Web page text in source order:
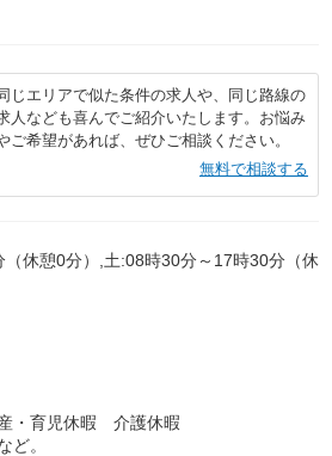
じエリアで似た条件の求人や、同じ路線の
人なども喜んでご紹介いたします。お悩み
ご希望があれば、ぜひご相談ください。
無料で相談する
休憩0分）,土:08時30分～17時30分（休
育児休暇 介護休暇
ど。